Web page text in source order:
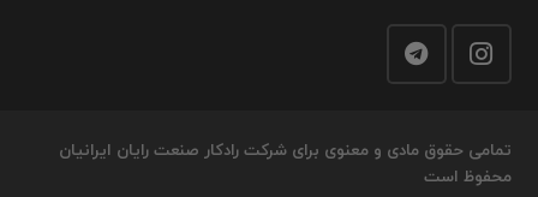
تمامی حقوق مادی و معنوی برای شرکت رادکار صنعت رایان ایرانیان
محفوظ است